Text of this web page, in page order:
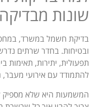
שונות
בדיקת חשמל במשרד,
ובטיחות. בחדר שרתים
תפעולית, יתירות, תאימות
להתמודד עם אירועי מעבר,
המשמעות היא שלא מספיק